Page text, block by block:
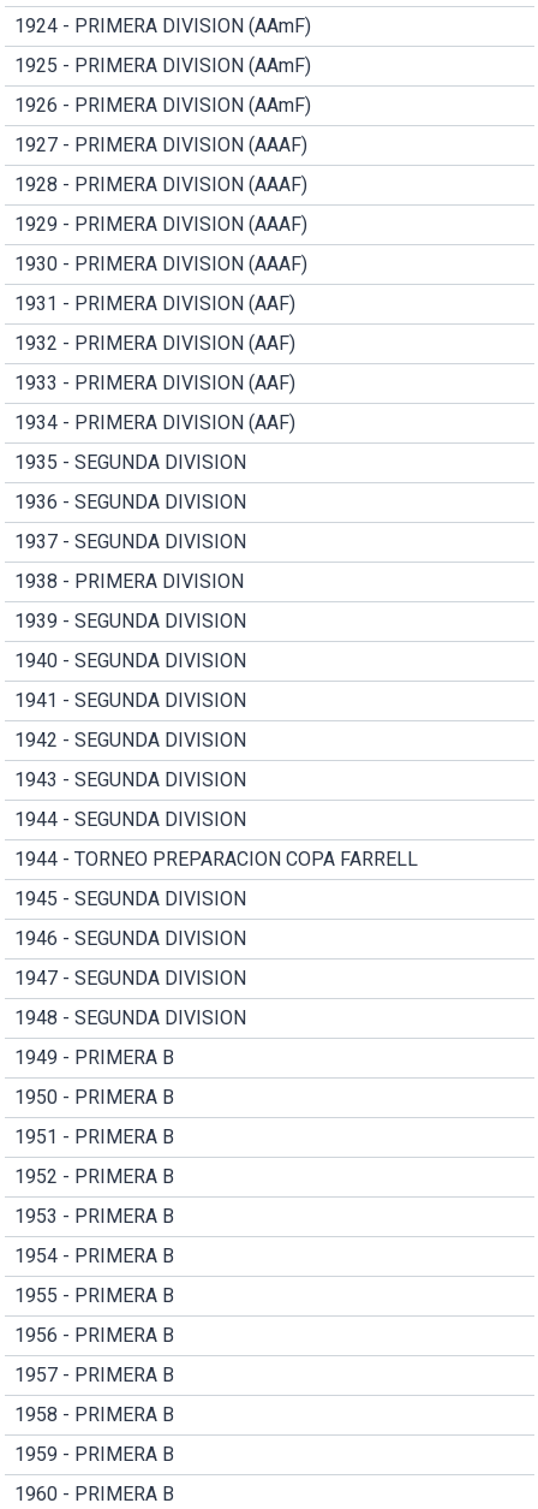
1924 - PRIMERA DIVISION (AAmF)
1925 - PRIMERA DIVISION (AAmF)
1926 - PRIMERA DIVISION (AAmF)
1927 - PRIMERA DIVISION (AAAF)
1928 - PRIMERA DIVISION (AAAF)
1929 - PRIMERA DIVISION (AAAF)
1930 - PRIMERA DIVISION (AAAF)
1931 - PRIMERA DIVISION (AAF)
1932 - PRIMERA DIVISION (AAF)
1933 - PRIMERA DIVISION (AAF)
1934 - PRIMERA DIVISION (AAF)
1935 - SEGUNDA DIVISION
1936 - SEGUNDA DIVISION
1937 - SEGUNDA DIVISION
1938 - PRIMERA DIVISION
1939 - SEGUNDA DIVISION
1940 - SEGUNDA DIVISION
1941 - SEGUNDA DIVISION
1942 - SEGUNDA DIVISION
1943 - SEGUNDA DIVISION
1944 - SEGUNDA DIVISION
1944 - TORNEO PREPARACION COPA FARRELL
1945 - SEGUNDA DIVISION
1946 - SEGUNDA DIVISION
1947 - SEGUNDA DIVISION
1948 - SEGUNDA DIVISION
1949 - PRIMERA B
1950 - PRIMERA B
1951 - PRIMERA B
1952 - PRIMERA B
1953 - PRIMERA B
1954 - PRIMERA B
1955 - PRIMERA B
1956 - PRIMERA B
1957 - PRIMERA B
1958 - PRIMERA B
1959 - PRIMERA B
1960 - PRIMERA B